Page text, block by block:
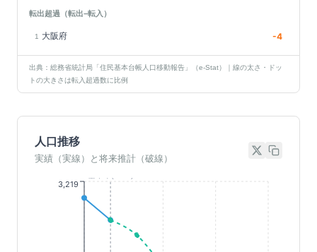
転出超過（転出−転入）
1 大阪府 -4
出典：総務省統計局「住民基本台帳人口移動報告」（e-Stat）｜線の太さ・ドッ
トの大きさは転入超過数に比例
人口推移
実績（実線）と将来推計（破線）
3,219